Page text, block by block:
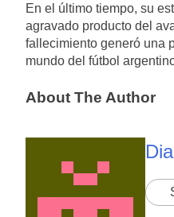
En el último tiempo, su
agravado producto del
fallecimiento generó una
mundo del fútbol
About The Author